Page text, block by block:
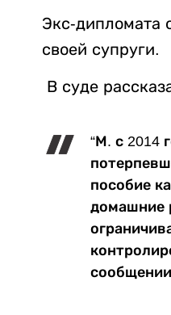
Экс-дипломата
своей супруги.
В суде
“М. с 2014
пособие
домашние